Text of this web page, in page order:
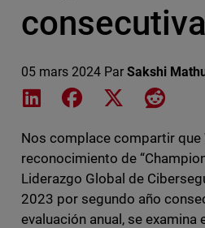
consecutiva
05 mars 2024 Par Sakshi
Share on LinkedIn
Share on Facebook
Share on XShare
Nos complace compartir que
reconocimiento de
Liderazgo Global de
2023 por segundo año
evaluación anual, se examina